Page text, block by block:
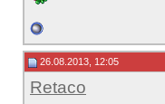
26.08.2013, 12:05
Retaco